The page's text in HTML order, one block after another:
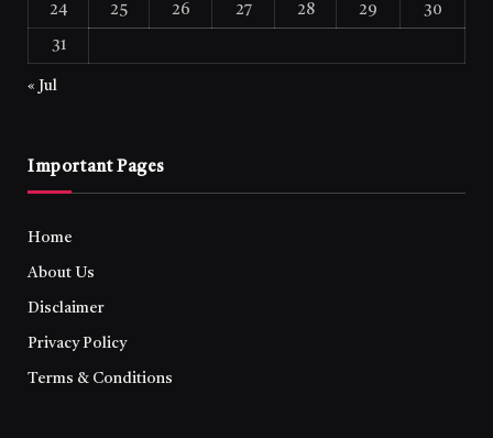
24 25 26 27 28 29 30
31
« Jul
Important Pages
Home
About Us
Disclaimer
Privacy Policy
Terms & Conditions